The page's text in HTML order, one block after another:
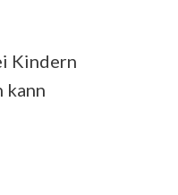
Kindern
kann